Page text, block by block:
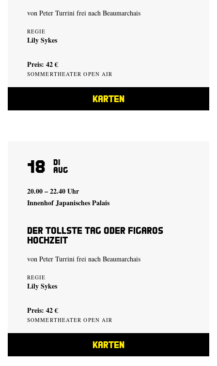
von Peter Turrini frei nach Beaumarchais
REGIE
Lily Sykes
Preis: 42 €
SOMMERTHEATER OPEN AIR
KARTEN
18 Di
Aug
20.00 – 22.40 Uhr
Innenhof Japanisches Palais
Der tollste Tag oder Figaros
Hochzeit
von Peter Turrini frei nach Beaumarchais
REGIE
Lily Sykes
Preis: 42 €
SOMMERTHEATER OPEN AIR
KARTEN